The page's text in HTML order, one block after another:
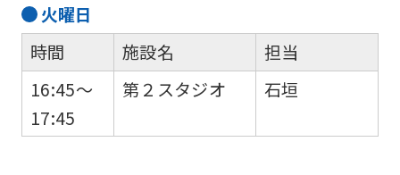
火曜日
時間
16:45～
17:45
施設名
第２スタジオ
担当
石垣